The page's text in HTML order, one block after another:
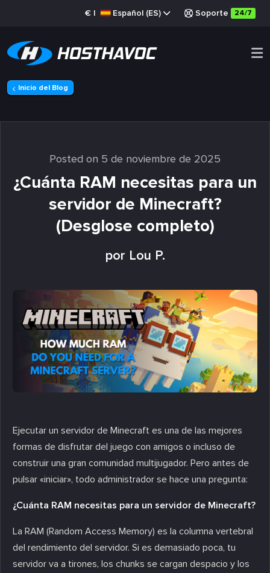
€ | Español (ES) Soporte 24/7
Inicio del Blog
Posted on 5 de noviembre de 2025
¿Cuánta RAM necesitas para un
servidor de Minecraft?
(Desglose completo)
por Lou P.
Ejecutar un servidor de Minecraft es una de las mejores
formas de disfrutar del juego con amigos o incluso de
construir una gran comunidad multijugador. Pero antes de
pulsar «iniciar», todo administrador se hace una pregunta:
¿Cuánta RAM necesitas para un servidor de Minecraft?
La RAM (Random Access Memory) es la columna vertebral
del rendimiento del servidor. Si es demasiado poca, tu
servidor va a tirones, los chunks se cargan despacio y los